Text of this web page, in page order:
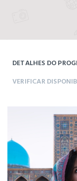
DETALHES DO
VERIFICAR